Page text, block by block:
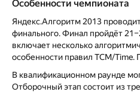
Особенности чемпионата
Яндекс.Алгоритм 2013
финального. Финал пройдёт
включает несколько
особенности правил TCM/Time.
В квалификационном раунде
Отборочный этап состоит из